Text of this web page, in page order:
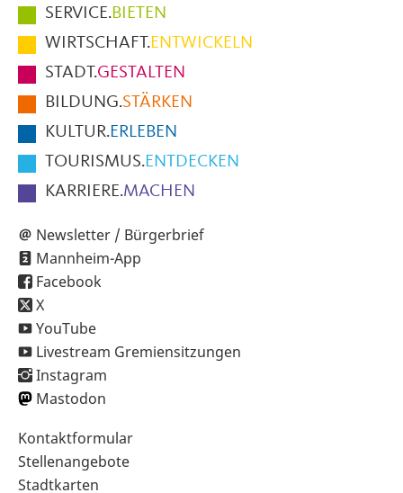
Hauptmenüpunkte
im
Fußbereich
der
Seite
SERVICE.BIETEN
WIRTSCHAFT.ENTWICKELN
STADT.GESTALTEN
BILDUNG.STÄRKEN
KULTUR.ERLEBEN
TOURISMUS.ENTDECKEN
KARRIERE.MACHEN
Newsletter / Bürgerbrief
Mannheim-App
Facebook
X
YouTube
Livestream Gremiensitzungen
Instagram
Mastodon
Sekundärnavigation
im
Fußbereich
Kontaktformular
Stellenangebote
Stadtkarten